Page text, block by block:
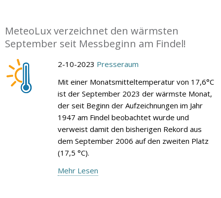
MeteoLux verzeichnet den wärmsten
September seit Messbeginn am Findel!
2-10-2023 Presseraum
Mit einer Monatsmitteltemperatur von 17,6°C
ist der September 2023 der wärmste Monat,
der seit Beginn der Aufzeichnungen im Jahr
1947 am Findel beobachtet wurde und
verweist damit den bisherigen Rekord aus
dem September 2006 auf den zweiten Platz
(17,5 °C).
Mehr Lesen